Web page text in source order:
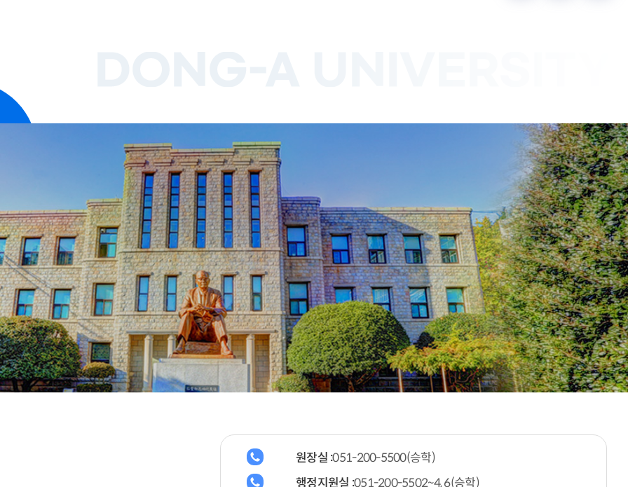
원장실 :051-200-5500(승학)
행정지원실 :051-200-5502~4, 6(승학)